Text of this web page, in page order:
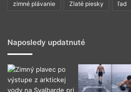
zimné plávanie Zlaté piesky ľad
Naposledy updatnuté